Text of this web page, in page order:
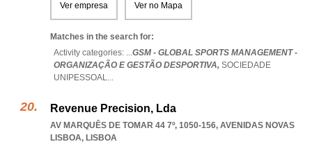
Ver empresa Ver no Mapa
Matches in the search for:
Activity categories: ...GSM - GLOBAL SPORTS MANAGEMENT -
ORGANIZAÇÃO E GESTÃO DESPORTIVA, SOCIEDADE
UNIPESSOAL...
Revenue Precision, Lda
AV MARQUÊS DE TOMAR 44 7º, 1050-156, AVENIDAS NOVAS
LISBOA, LISBOA